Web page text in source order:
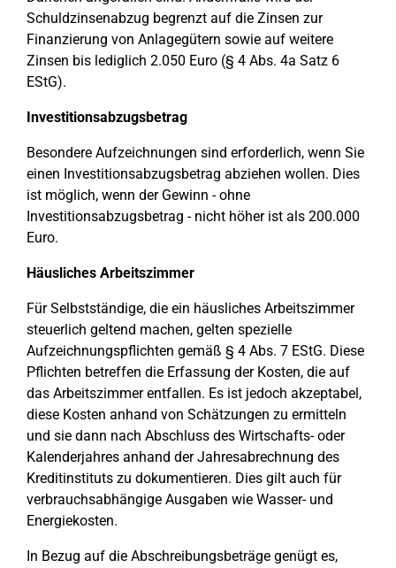
Schuldzinsenabzug begrenzt auf die Zinsen zur
Finanzierung von Anlagegütern sowie auf weitere
Zinsen bis lediglich 2.050 Euro (§ 4 Abs. 4a Satz 6
EStG).
Investitionsabzugsbetrag
Besondere Aufzeichnungen sind erforderlich, wenn Sie
einen Investitionsabzugsbetrag abziehen wollen. Dies
ist möglich, wenn der Gewinn - ohne
Investitionsabzugsbetrag - nicht höher ist als 200.000
Euro.
Häusliches Arbeitszimmer
Für Selbstständige, die ein häusliches Arbeitszimmer
steuerlich geltend machen, gelten spezielle
Aufzeichnungspflichten gemäß § 4 Abs. 7 EStG. Diese
Pflichten betreffen die Erfassung der Kosten, die auf
das Arbeitszimmer entfallen. Es ist jedoch akzeptabel,
diese Kosten anhand von Schätzungen zu ermitteln
und sie dann nach Abschluss des Wirtschafts- oder
Kalenderjahres anhand der Jahresabrechnung des
Kreditinstituts zu dokumentieren. Dies gilt auch für
verbrauchsabhängige Ausgaben wie Wasser- und
Energiekosten.
In Bezug auf die Abschreibungsbeträge genügt es,